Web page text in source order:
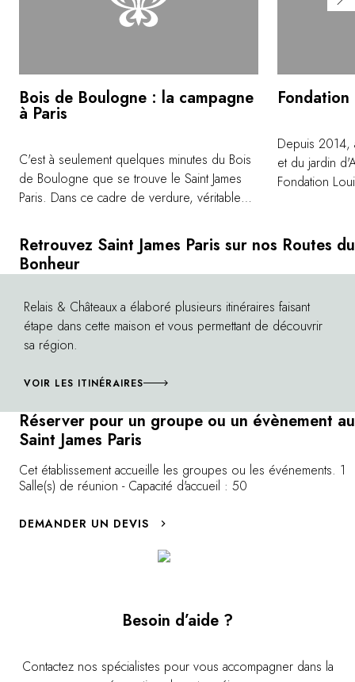
Besoin d’aide ?
Contactez nos spécialistes pour vous accompagner dans la
Retrouvez Saint James Paris sur nos Routes du
Bonheur
Relais & Châteaux a élaboré plusieurs itinéraires faisant
étape dans cette maison et vous permettant de découvrir
sa région.
VOIR LES ITINÉRAIRES
Réserver pour un groupe ou un évènement au
Saint James Paris
Cet établissement accueille les groupes ou les événements. 1
Salle(s) de réunion - Capacité d'accueil : 50
DEMANDER UN DEVIS
Bois de Boulogne : la campagne
à Paris
C'est à seulement quelques minutes du Bois
de Boulogne que se trouve le Saint James
Paris. Dans ce cadre de verdure, véritable
hectares de superficie et 30 km de chemins
et pistes cyclables, permettent de s'adonner
à la promenade, au vélo ou à l'équitation.
permettront de passer des moments
d'oisiveté à deux ou en famille, dans cette
campagne aux portes de Paris.
Depuis
et du jardin
Fondation
son
contemporain.